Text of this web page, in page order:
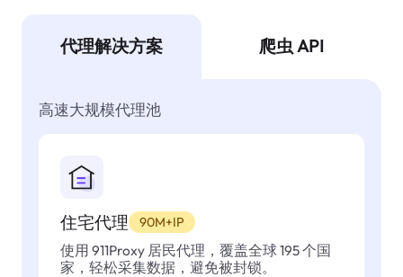
代理解决方案 爬虫 API
高速大规模代理池
住宅代理 90M+IP
使用 911Proxy 居民代理，覆盖全球 195 个国
家，轻松采集数据，避免被封锁。